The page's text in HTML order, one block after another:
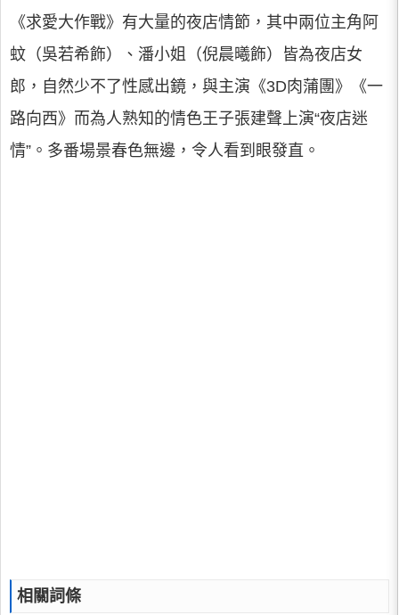
《求愛大作戰》有大量的夜店情節，其中兩位主角阿
蚊（吳若希飾）、潘小姐（倪晨曦飾）皆為夜店女
郎，自然少不了性感出鏡，與主演《3D肉蒲團》《一
路向西》而為人熟知的情色王子張建聲上演“夜店迷
情”。多番場景春色無邊，令人看到眼發直。
相關詞條